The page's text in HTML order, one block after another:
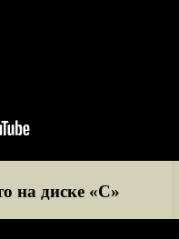
на диске «С»